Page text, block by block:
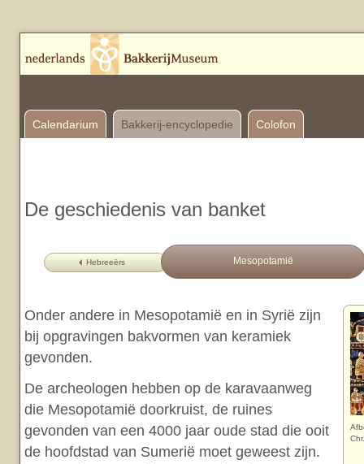
Calendarium Bakkerij-encyclopedie Colofon
De geschiedenis van banket
Hebreeërs Mesopotamië
Chr.
Onder andere in Mesopotamië en in Syrië zijn
bij opgravingen bakvormen van keramiek
gevonden.
De archeologen hebben op de karavaanweg
die Mesopotamië doorkruist, de ruines
gevonden van een 4000 jaar oude stad die ooit
de hoofdstad van Sumerië moet geweest zijn.